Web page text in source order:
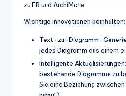
zu ER und ArchiMate.
Wichtige Innovationen beinhalten:
Text-zu-Diagramm-
jedes Diagramm aus einem
Intelligente Aktualisierungen:
bestehende Diagramme zu
Sie eine Beziehung zwischen